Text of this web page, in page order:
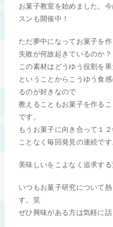
お菓子教室を始めました。
スンも開催中！
ただ夢中になってお菓子を作
失敗が何故起きているのか？
この素材はどうゆう役割を
ということからこうゆう食
るのが好きなので
教えることもお菓子を作る
です。
もうお菓子に向き合って１
ことなく毎回発見の連続です
美味しいをこよなく追求す
いつもお菓子研究について
す。笑
ぜひ興味がある方は気軽に